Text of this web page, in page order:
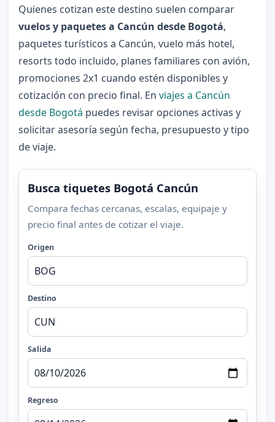
Quienes cotizan este destino suelen comparar
vuelos y paquetes a Cancún desde Bogotá,
paquetes turísticos a Cancún, vuelo más hotel,
resorts todo incluido, planes familiares con avión,
promociones 2x1 cuando estén disponibles y
cotización con precio final. En viajes a Cancún
desde Bogotá puedes revisar opciones activas y
solicitar asesoría según fecha, presupuesto y tipo
de viaje.
Busca tiquetes Bogotá Cancún
Compara fechas cercanas, escalas, equipaje y
precio final antes de cotizar el viaje.
Origen
Destino
Salida
Regreso